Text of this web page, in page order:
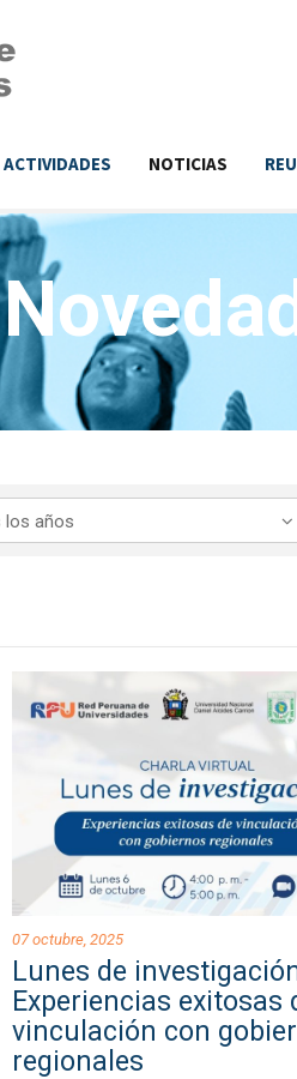
ACTIVIDADES NOTICIAS
los años
07 octubre, 2025
Lunes de
Experiencias exitosas
vinculación con
regionales